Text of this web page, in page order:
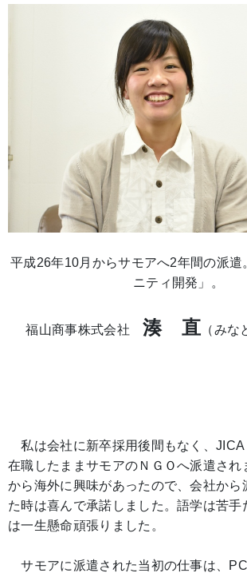
平成26年10月からサモアへ2年間の派遣
ニティ開発」。
福山商事株式会社 湊 直 （み
私は会社に新卒採用後間もなく、JICA
在職したままサモアのＮＧＯへ派遣され
から海外に興味があったので、会社から
た時は喜んで承諾しました。語学は苦手
は一生懸命頑張りました。
サモアに派遣された当初の仕事は、